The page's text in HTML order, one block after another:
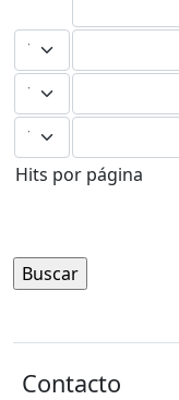
Hits por página
Contacto